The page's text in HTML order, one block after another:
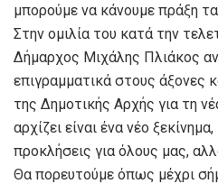
μπορούμε να κάνουμε πράξη τα
Στην ομιλία του κατά την
Δήμαρχος Μιχάλης Πλιάκος
επιγραμματικά στους άξονες
της Δημοτικής Αρχής για τη
αρχίζει είναι ένα νέο
προκλήσεις για όλους μας,
Θα πορευτούμε όπως μέχρι